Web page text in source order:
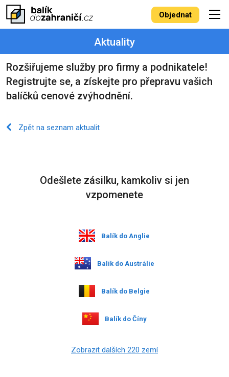
Objednat
Aktuality
Rozšiřujeme služby pro firmy a podnikatele!
Registrujte se, a získejte pro přepravu vašich
balíčků cenové zvýhodnění.
Zpět na seznam aktualit
Odešlete zásilku, kamkoliv si jen
vzpomenete
Balík do Anglie
Balík do Austrálie
Balík do Belgie
Balík do Číny
Zobrazit dalších 220 zemí